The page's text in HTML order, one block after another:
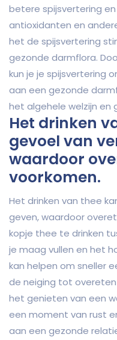
betere spijsvertering
antioxidanten en
het de spijsvertering
gezonde darmflora.
kun je je spijsvertering
aan een gezonde
het algehele welzijn en
Het drinken
gevoel van
waardoor
voorkomen.
Het drinken van thee
geven, waardoor
kopje thee te drinken
je maag vullen en het
kan helpen om sneller
de neiging tot
het genieten van een
een moment van rust
aan een gezonde